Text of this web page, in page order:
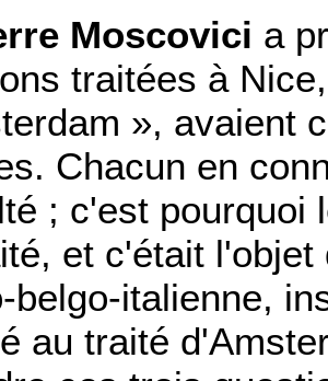
Moscovici a
traitées à
», avaient
Chacun en
; c'est pourquoi
et c'était
belgo-italienne,
au traité